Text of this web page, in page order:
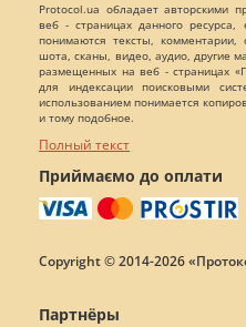
Protocol.ua обладает авторскими
веб - страницах данного
понимаются тексты, комментарии,
шота, сканы, видео, аудио, другие
размещенных на веб - страницах
для индексации поисковыми
использованием понимается
и тому подобное.
Полный текст
Приймаємо до оплати
Copyright © 2014-2026
Партнёры